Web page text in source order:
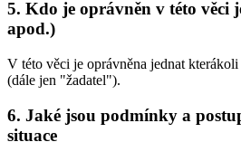
5. Kdo je oprávněn v této věci
apod.)
V této věci je oprávněna jednat
(dále jen "žadatel").
6. Jaké jsou podmínky a
situace